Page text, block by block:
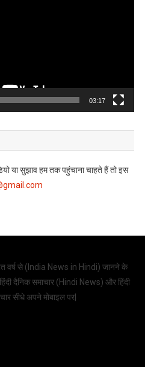
03:17
या सुझाव हम तक पहुंचाना चाहते हैं तो इस
वर्ष से ( India News in Hindi) जानने के
दैनिक समाचार (Hindi News) और हिंदी
सीधे अपने मोबाइल पर|